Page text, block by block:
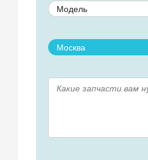
Модель
Москва